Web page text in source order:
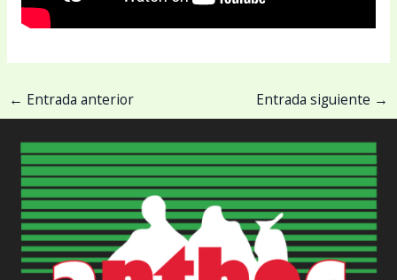
← Entrada anterior Entrada siguiente →